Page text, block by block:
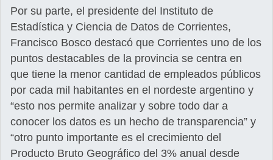
Por su parte, el presidente del Instituto de
Estadística y Ciencia de Datos de Corrientes,
Francisco Bosco destacó que Corrientes uno de los
puntos destacables de la provincia se centra en
que tiene la menor cantidad de empleados públicos
por cada mil habitantes en el nordeste argentino y
“esto nos permite analizar y sobre todo dar a
conocer los datos es un hecho de transparencia” y
“otro punto importante es el crecimiento del
Producto Bruto Geográfico del 3% anual desde